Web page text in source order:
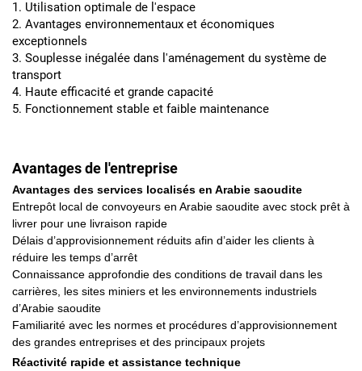
1. Utilisation optimale de l'espace
2. Avantages environnementaux et économiques
exceptionnels
3. Souplesse inégalée dans l'aménagement du système de
transport
4. Haute efficacité et grande capacité
5. Fonctionnement stable et faible maintenance
Avantages de l'entreprise
Avantages des services localisés en Arabie saoudite
Entrepôt local de convoyeurs en Arabie saoudite avec stock prêt à
livrer pour une livraison rapide
Délais d’approvisionnement réduits afin d’aider les clients à
réduire les temps d’arrêt
Connaissance approfondie des conditions de travail dans les
carrières, les sites miniers et les environnements industriels
d’Arabie saoudite
Familiarité avec les normes et procédures d’approvisionnement
des grandes entreprises et des principaux projets
Réactivité rapide et assistance technique